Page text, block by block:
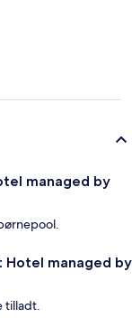
managed by
Hotel managed by
tilladt.